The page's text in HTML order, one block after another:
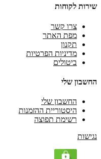
שירות לקוחות
צרו קשר
מפת האתר
תקנון
מדיניות הפרטיות
ביטולים
החשבון שלי
החשבון שלי
היסטוריית ההזמנות
רשימת תפוצה
נגישות